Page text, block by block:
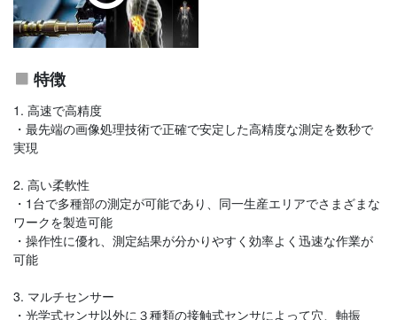
特徴
1. 高速で高精度
・最先端の画像処理技術で正確で安定した高精度な測定を数秒で
実現
2. 高い柔軟性
・1台で多種部の測定が可能であり、同一生産エリアでさまざまな
ワークを製造可能
・操作性に優れ、測定結果が分かりやすく効率よく迅速な作業が
可能
3. マルチセンサー
・光学式センサ以外に３種類の接触式センサによって穴、軸振